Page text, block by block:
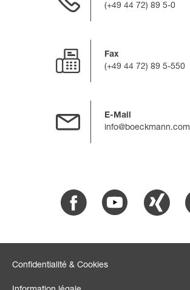
(+49 44 72) 89 5-0
Fax
(+49 44 72) 89 5-550
E-Mail
info@boeckmann.com
Facebook Youtube Xing
Confidentialité & Cookies